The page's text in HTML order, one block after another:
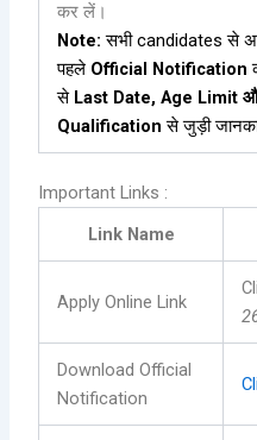
कर लें।
Note: सभी candidates से
पहले Official Notification
से Last Date, Age Limit
Qualification से जुड़ी
Important Links :
Link Name
Apply Online Link
Download Official
Notification